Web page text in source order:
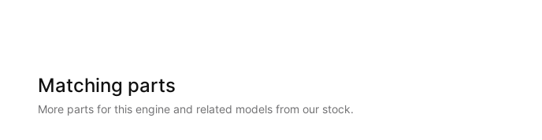
Matching parts
More parts for this engine and related models from our stock.